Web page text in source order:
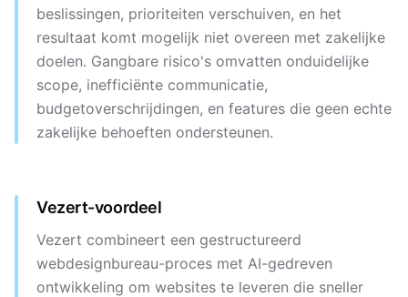
beslissingen, prioriteiten verschuiven, en het
resultaat komt mogelijk niet overeen met zakelijke
doelen. Gangbare risico's omvatten onduidelijke
scope, inefficiënte communicatie,
budgetoverschrijdingen, en features die geen echte
zakelijke behoeften ondersteunen.
Vezert-voordeel
Vezert combineert een gestructureerd
webdesignbureau-proces met AI-gedreven
ontwikkeling om websites te leveren die sneller